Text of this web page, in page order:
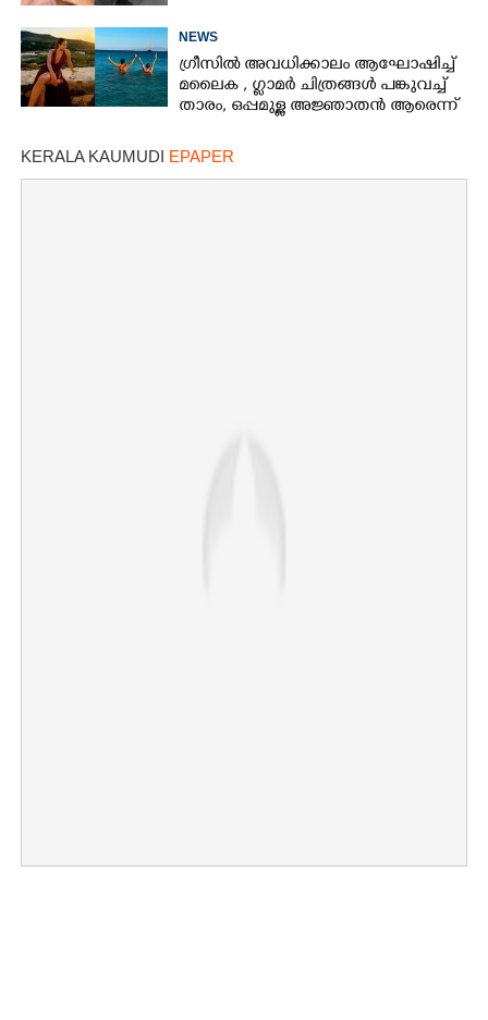
NEWS
ഗ്രീസിൽ അവധിക്കാലം ആഘോഷിച്ച്
മലൈക ,​ ഗ്ലാമർ ചിത്രങ്ങൾ പങ്കുവച്ച്
താരം,​ ഒപ്പമുള്ള അജ്ഞാതൻ ആരെന്ന്
KERALA KAUMUDI EPAPER